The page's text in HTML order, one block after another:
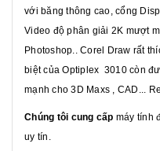
với băng thông cao, cổng
Video độ phân giải 2K mượt
Photoshop.. Corel Draw rất
biệt của Optiplex 3010 còn
mạnh cho 3D Maxs , CAD...
Chúng tôi cung cấp máy tính
uy tín.